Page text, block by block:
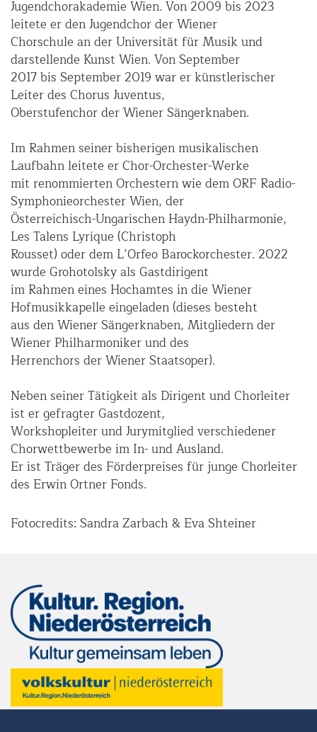
Jugendchorakademie Wien. Von 2009 bis 2023
leitete er den Jugendchor der Wiener
Chorschule an der Universität für Musik und
darstellende Kunst Wien. Von September
2017 bis September 2019 war er künstlerischer
Leiter des Chorus Juventus,
Oberstufenchor der Wiener Sängerknaben.
Im Rahmen seiner bisherigen musikalischen
Laufbahn leitete er Chor-Orchester-Werke
mit renommierten Orchestern wie dem ORF Radio-
Symphonieorchester Wien, der
Österreichisch-Ungarischen Haydn-Philharmonie,
Les Talens Lyrique (Christoph
Rousset) oder dem L’Orfeo Barockorchester. 2022
wurde Grohotolsky als Gastdirigent
im Rahmen eines Hochamtes in die Wiener
Hofmusikkapelle eingeladen (dieses besteht
aus den Wiener Sängerknaben, Mitgliedern der
Wiener Philharmoniker und des
Herrenchors der Wiener Staatsoper).
Neben seiner Tätigkeit als Dirigent und Chorleiter
ist er gefragter Gastdozent,
Workshopleiter und Jurymitglied verschiedener
Chorwettbewerbe im In- und Ausland.
Er ist Träger des Förderpreises für junge Chorleiter
des Erwin Ortner Fonds.
Fotocredits: Sandra Zarbach & Eva Shteiner